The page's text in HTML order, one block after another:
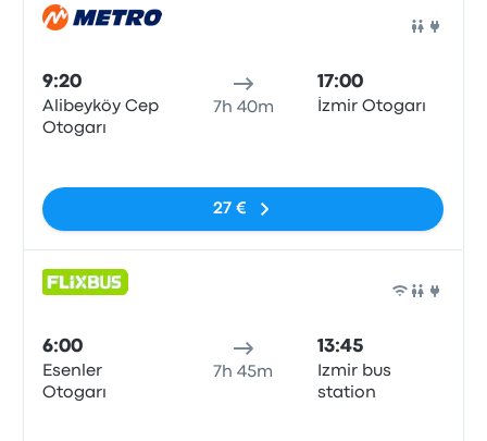
9:20
Alibeyköy Cep
Otogarı
7h 40m
17:00
İzmir Otogarı
27 €
6:00
Esenler
Otogarı
7h 45m
13:45
Izmir bus
station